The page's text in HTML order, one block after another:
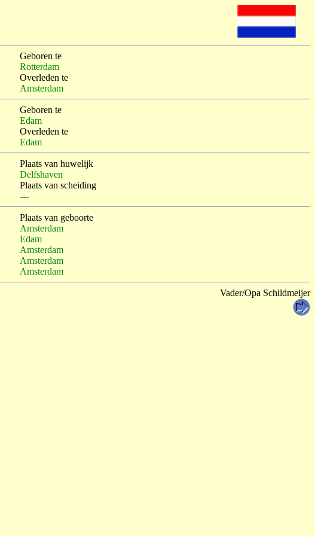
Geboren te
Rotterdam
Overleden te
Amsterdam
Geboren te
Edam
Overleden te
Edam
Plaats van huwelijk
Delfshaven
Plaats van scheiding
---
Plaats van geboorte
Amsterdam
Edam
Amsterdam
Amsterdam
Amsterdam
Vader/Opa Schildmeijer